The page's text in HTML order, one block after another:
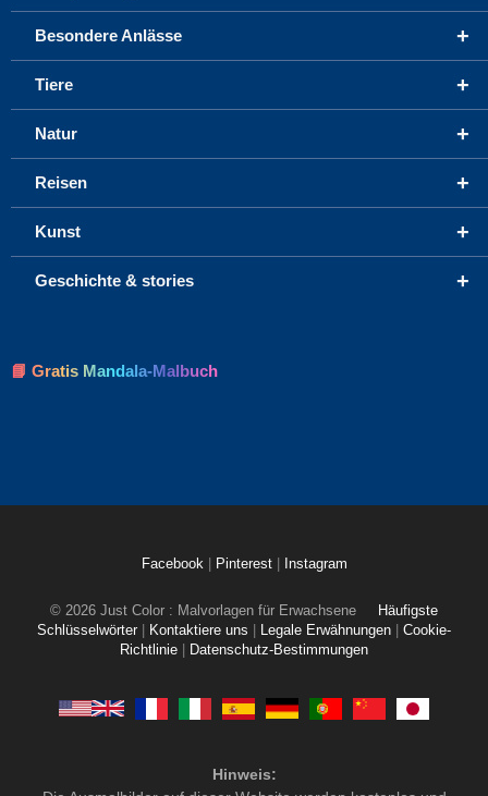
+
Besondere Anlässe
+
Tiere
+
Natur
+
Reisen
+
Kunst
+
Geschichte & stories
📘 Gratis Mandala-Malbuch
Facebook Pinterest Instagram
© 2026 Just Color : Malvorlagen für Erwachsene
Häufigste
Schlüsselwörter
Kontaktiere uns Legale Erwähnungen
Cookie-
Richtlinie
Datenschutz-Bestimmungen
Hinweis: